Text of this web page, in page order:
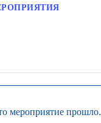
мероприятие прошло.